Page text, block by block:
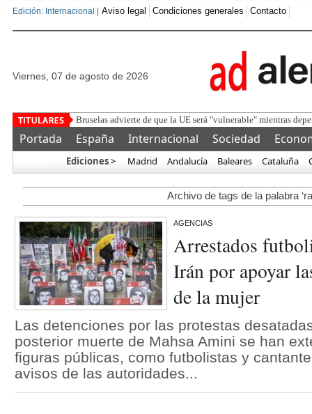
Edición: Internacional | Aviso legal Condiciones generales Contacto
viernes, 07 de agosto de 2026
Bruselas advierte de que la UE será "vulnerable" mientras
Portada España Internacional Sociedad
Ediciones > Madrid Andalucía Baleares Cataluña
Archivo de tags de la palabra
AGENCIAS
Arrestados
Irán por apoyar
de la mujer
Las detenciones por las protestas
posterior muerte de Mahsa Amini se han
figuras públicas, como futbolistas y
avisos de las autoridades...